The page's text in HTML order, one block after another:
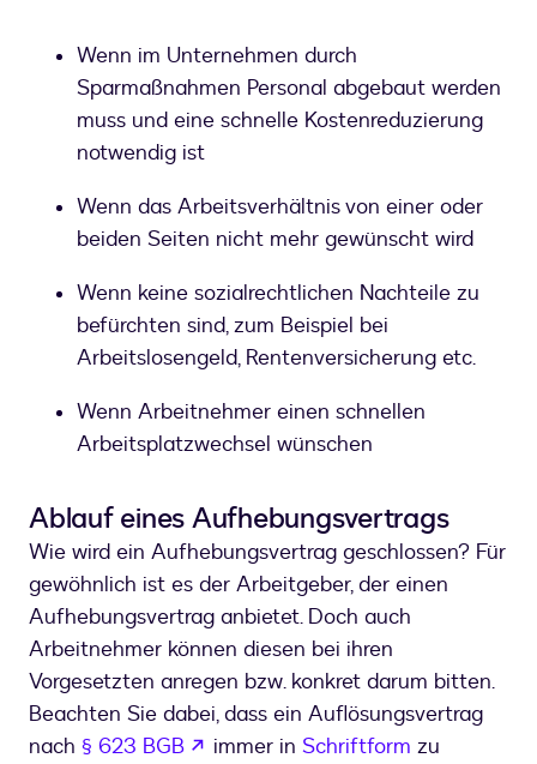
Wenn im Unternehmen durch
Sparmaßnahmen Personal abgebaut werden
muss und eine schnelle Kostenreduzierung
notwendig ist
Wenn das Arbeitsverhältnis von einer oder
beiden Seiten nicht mehr gewünscht wird
Wenn keine sozialrechtlichen Nachteile zu
befürchten sind, zum Beispiel bei
Arbeitslosengeld, Rentenversicherung etc.
Wenn Arbeitnehmer einen schnellen
Arbeitsplatzwechsel wünschen
Ablauf eines Aufhebungsvertrags
Wie wird ein Aufhebungsvertrag geschlossen? Für
gewöhnlich ist es der Arbeitgeber, der einen
Aufhebungsvertrag anbietet. Doch auch
Arbeitnehmer können diesen bei ihren
Vorgesetzten anregen bzw. konkret darum bitten.
Beachten Sie dabei, dass ein Auflösungsvertrag
nach § 623 BGB wird in einem neuen Tab geöffnet
immer in Schriftform zu